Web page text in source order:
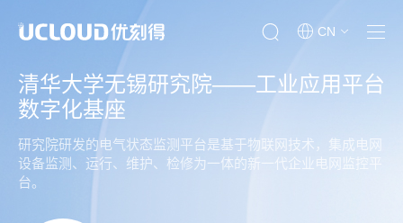
CN
清华大学无锡研究院——工业应用平台
数字化基座
研究院研发的电气状态监测平台是基于物联网技术，集成电网
设备监测、运行、维护、检修为一体的新一代企业电网监控平
台。